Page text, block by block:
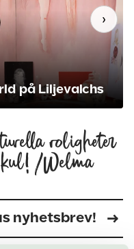
på Liljevalchs
›
roligheter
kul! /Welma
nyhetsbrev!